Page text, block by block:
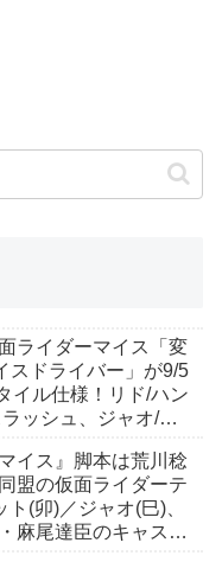
ライダーマイス「変
スドライバー」が9/5
イル仕様！リド/ハン
ッシュ、ジャオ/バ
イス』脚本は荒川稔
盟の仮面ライダーテ
ト(卯)／ジャオ(巳)、
麻尾達臣のキャスト